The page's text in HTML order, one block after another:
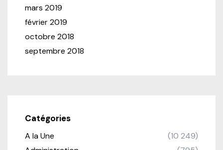
mars 2019
février 2019
octobre 2018
septembre 2018
Catégories
A la Une
(10 249)